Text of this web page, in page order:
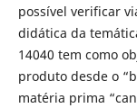
possível verificar
didática da
14040 tem como
produto desde o
matéria prima